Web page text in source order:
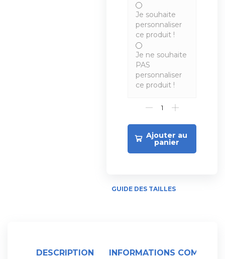
Je souhaite
personnaliser
ce produit !
Je ne souhaite
PAS
personnaliser
ce produit !
Ajouter au
panier
GUIDE DES TAILLES
DESCRIPTION INFORMATIONS